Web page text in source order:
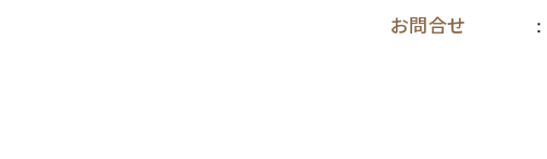
お問合せ